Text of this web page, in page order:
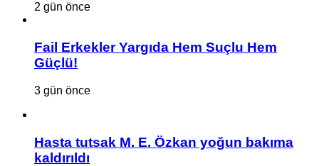
2 gün önce
Fail Erkekler Yargıda Hem Suçlu Hem
Güçlü!
3 gün önce
Hasta tutsak M. E. Özkan yoğun bakıma
kaldırıldı